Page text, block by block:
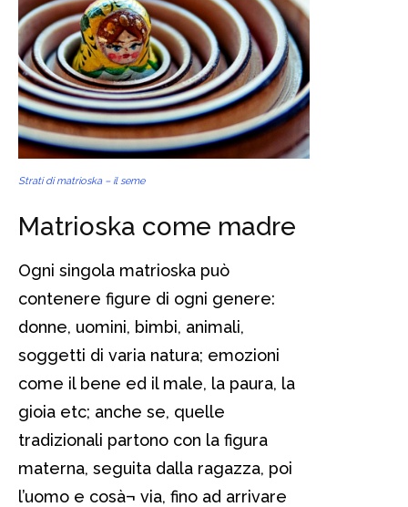
Strati di matrioska – il seme
Matrioska come madre
Ogni singola matrioska può
contenere figure di ogni genere:
donne, uomini, bimbi, animali,
soggetti di varia natura; emozioni
come il bene ed il male, la paura, la
gioia etc; anche se, quelle
tradizionali partono con la figura
materna, seguita dalla ragazza, poi
l’uomo e cosà¬ via, fino ad arrivare